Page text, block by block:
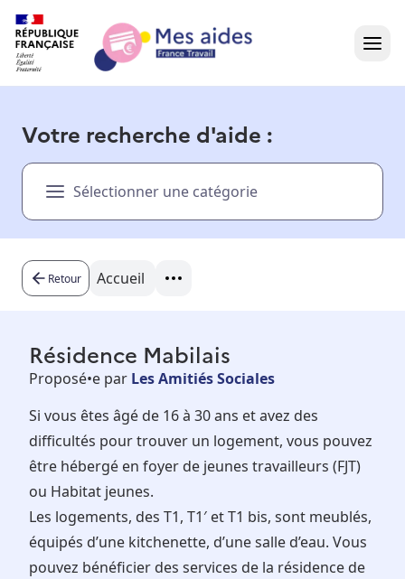
Présentation vidéo
Besoin d'aide ?
Votre recherche d'aide :
Sélectionner une catégorie
Retour Accueil
Résidence Mabilais
Proposé•e par Les Amitiés Sociales
Si vous êtes âgé de 16 à 30 ans et avez des
difficultés pour trouver un logement, vous pouvez
être hébergé en foyer de jeunes travailleurs (FJT)
ou Habitat jeunes.
Les logements, des T1, T1′ et T1 bis, sont meublés,
équipés d’une kitchenette, d’une salle d’eau. Vous
pouvez bénéficier des services de la résidence de